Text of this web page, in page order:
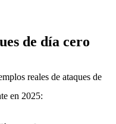
de día cero
reales de ataques de
en 2025: